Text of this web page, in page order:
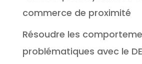
commerce de proximité
Résoudre les
problématiques avec le